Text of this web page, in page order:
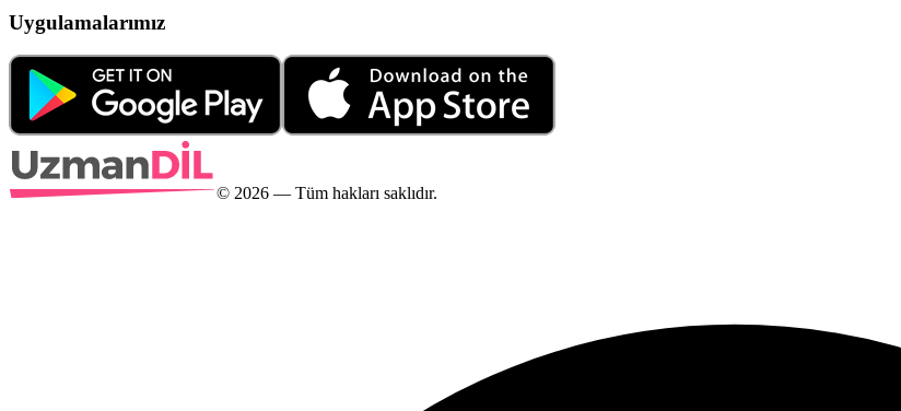
Uygulamalarımız
© 2026 — Tüm hakları saklıdır.